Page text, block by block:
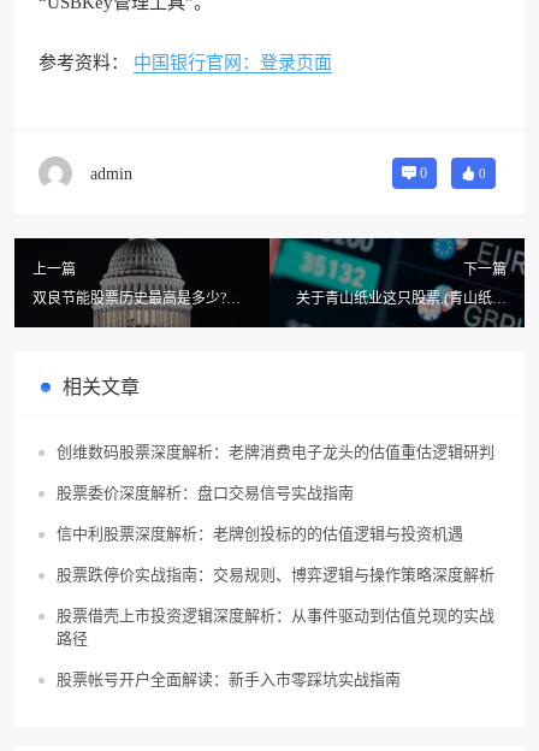
参考资料： 中国银行官网：登录页面
admin 0 0
上一篇
双良节能股票历史最高是多少?股
票双良节能什么时候开盘
下一篇
关于青山纸业这只股票.(青山纸业
股票什么时候分红?)
相关文章
创维数码股票深度解析：老牌消费电子龙头的估值重估逻辑研判
股票委价深度解析：盘口交易信号实战指南
信中利股票深度解析：老牌创投标的的估值逻辑与投资机遇
股票跌停价实战指南：交易规则、博弈逻辑与操作策略深度解析
股票借壳上市投资逻辑深度解析：从事件驱动到估值兑现的实战
路径
股票帐号开户全面解读：新手入市零踩坑实战指南